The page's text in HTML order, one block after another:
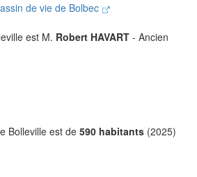
de vie de Bolbec
est M. Robert HAVART - Ancien
Bolleville est de 590 habitants (2025)